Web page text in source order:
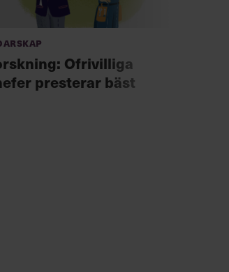
Ofrivilliga
presterar bäst